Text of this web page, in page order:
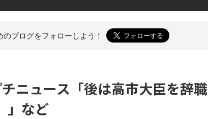
のブログをフォローしよう！
ニュース「後は高市大臣を辞職
」など